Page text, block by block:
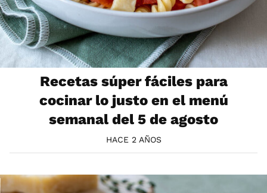
Recetas súper fáciles para
cocinar lo justo en el menú
semanal del 5 de agosto
HACE 2 AÑOS